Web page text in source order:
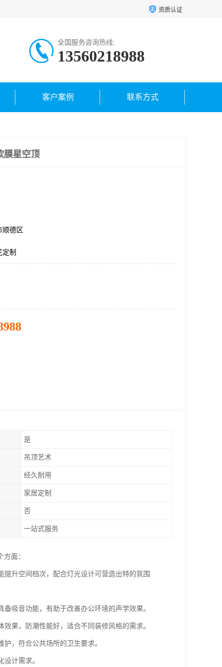
资质认证
全国服务咨询热线:
13560218988
客户案例 联系方式
膜星空顶
顺德区
定制
是
吊顶艺术
经久耐用
家居定制
否
一站式服务
面：
升空间档次，配合灯光设计可营造出特的氛围
吸音功能，有助于改善办公环境的声学效果。
果，防潮性能好，适合不同装修风格的需求。
，符合公共场所的卫生要求。
计需求。